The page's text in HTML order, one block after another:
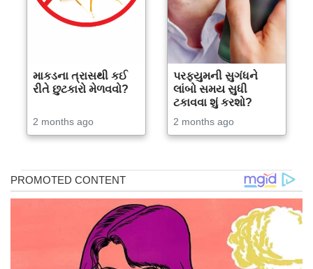
માકડના ત્રાસથી કઈ
રીતે છુટકારો મેળવવો?
2 months ago
પરફ્યુમની સુગંધને
લાંબો સમય સુધી
ટકાવવા શું કરશો?
2 months ago